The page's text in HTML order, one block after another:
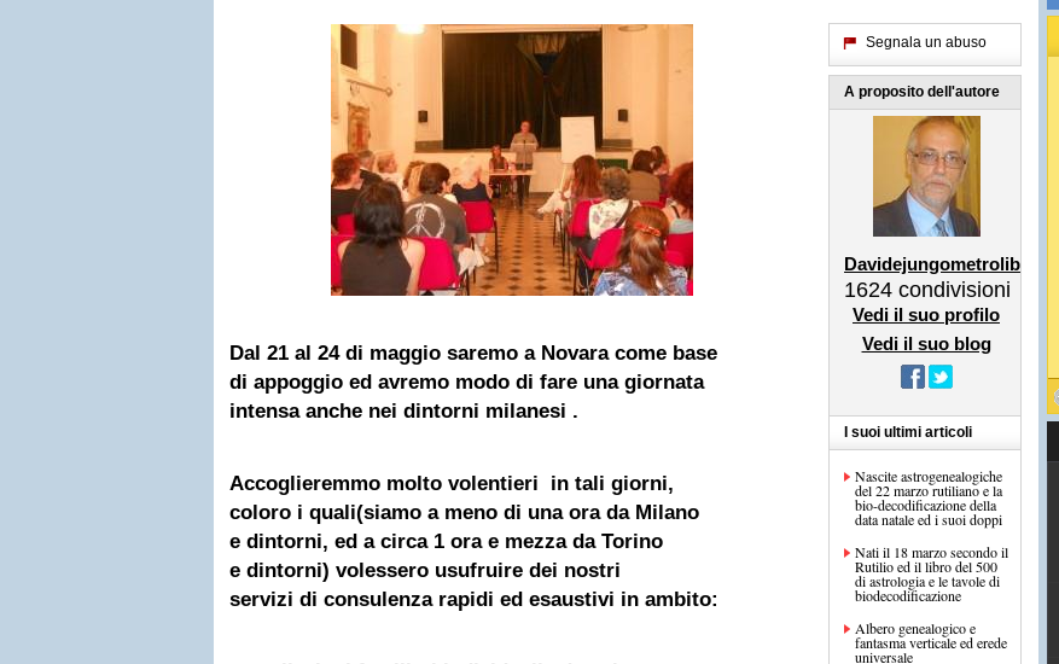
Dal 21 al 24 di maggio saremo a Novara come base
di appoggio ed avremo modo di fare una giornata
intensa anche nei dintorni milanesi .
Accoglieremmo molto volentieri in tali giorni,
coloro i quali(siamo a meno di una ora da Milano
e dintorni, ed a circa 1 ora e mezza da Torino
e dintorni) volessero usufruire dei nostri
servizi di consulenza rapidi ed esaustivi in ambito:
Segnala un abuso
A proposito dell'autore
Davidejungometrolibri
1624 condivisioni
Vedi il suo profilo
Vedi il suo blog
I suoi ultimi articoli
Nascite astrogenealogiche
del 22 marzo rutiliano e la
bio-decodificazione della
data natale ed i suoi doppi
Nati il 18 marzo secondo il
Rutilio ed il libro del 500
di astrologia e le tavole di
biodecodificazione
Albero genealogico e
fantasma verticale ed erede
universale